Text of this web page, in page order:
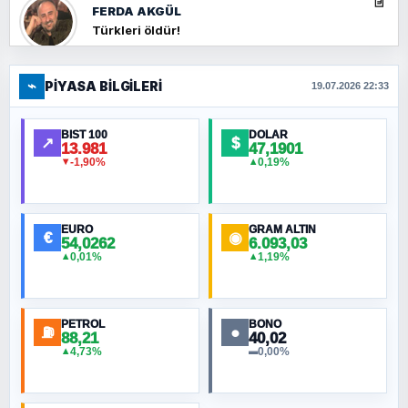
FERDA AKGÜL
Türkleri öldür!
FERHAT BÜYÜKKALKAN
Ankara Zirvesi: NATO Toplantısı mı, Yeni
Ortadoğu Haritasının Provası mı?
MURAT ÖZKAN
NURETTIN BÖLÜK
⌁ PIYASA BILGILERI 19.07.2026 22:33
↗ BIST 100
13.981
▼-1,90%
$ DOLAR
47,1901
▲0,19%
€ EURO
54,0262
▲0,01%
◉ GRAM ALTIN
6.093,03
▲1,19%
⛽ PETROL
88,21
▲4,73%
● BONO
40,02
▬0,00%